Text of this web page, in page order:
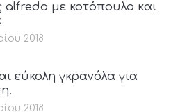
alfredo με κοτόπουλο και
2018
εύκολη γκρανόλα για
2018